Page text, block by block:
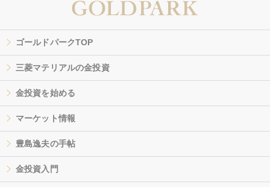
ゴールドパークTOP
三菱マテリアルの金投資
金投資を始める
マーケット情報
豊島逸夫の手帖
金投資入門